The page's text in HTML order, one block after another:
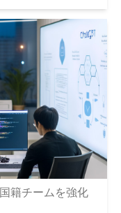
籍チームを強化